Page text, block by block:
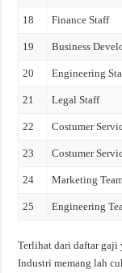
18 Finance Staff
19 Business
20 Engineering
21 Legal Staff
22 Costumer
23 Costumer
24 Marketing
25 Engineering
Terlihat dari daftar gaji
Industri memang lah